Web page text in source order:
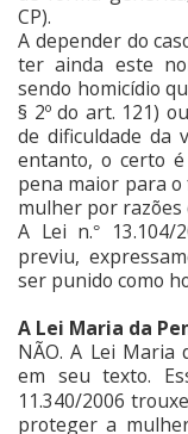
CP).
A depender do
ter ainda este
sendo homicídio
§ 2º do art. 121)
de dificuldade da
entanto, o certo
pena maior para
mulher por razões
A Lei n.°
previu,
ser punido como
A Lei Maria da
NÃO. A Lei
em seu texto.
11.340/2006
proteger a